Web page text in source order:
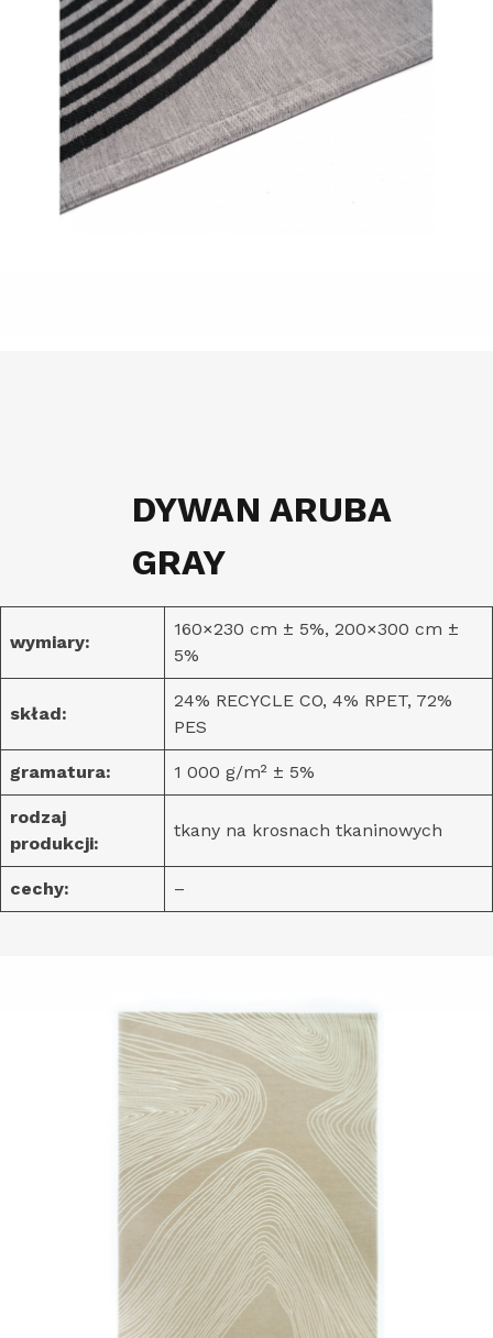
DYWAN ARUBA
GRAY
wymiary:
160×230 cm ± 5%, 200×300 cm ±
5%
skład:
24% RECYCLE CO, 4% RPET, 72%
PES
gramatura: 1 000 g/m² ± 5%
rodzaj
produkcji:
tkany na krosnach tkaninowych
cechy: –